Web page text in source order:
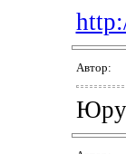
Автор:
Юру